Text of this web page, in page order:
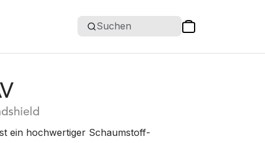
Suchen
ein hochwertiger Schaumstoff-